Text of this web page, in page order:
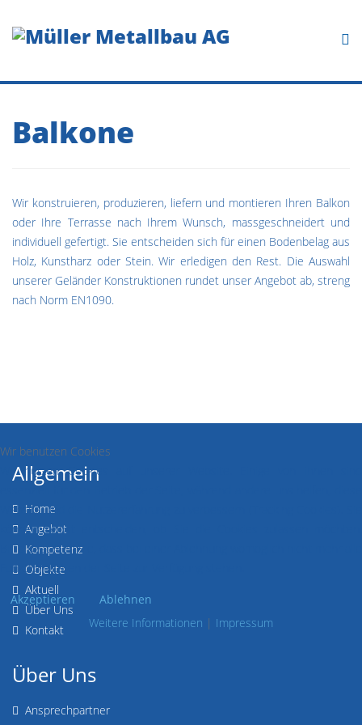
Balkone
Wir konstruieren, produzieren, liefern und montieren Ihren Balkon
oder Ihre Terrasse nach Ihrem Wunsch, massgeschneidert und
individuell gefertigt. Sie entscheiden sich für einen Bodenbelag aus
Holz, Kunstharz oder Stein. Wir erledigen den Rest. Die Auswahl
unserer Geländer Konstruktionen rundet unser Angebot ab, streng
nach Norm EN1090.
Allgemein
Home
Angebot
Kompetenz
Objekte
Aktuell
Über Uns
Kontakt
Über Uns
Ansprechpartner
Wir benutzen Cookies
Wir nutzen Cookies auf unserer Website. Einige von ihnen sind
essenziell für den Betrieb der Seite, während andere uns helfen, diese
Website und die Nutzererfahrung zu verbessern (Tracking Cookies). Sie
können selbst entscheiden, ob Sie die Cookies zulassen möchten.
Bitte beachten Sie, dass bei einer Ablehnung womöglich nicht mehr alle
Funktionalitäten der Seite zur Verfügung stehen.
Akzeptieren
Ablehnen
Weitere Informationen | Impressum